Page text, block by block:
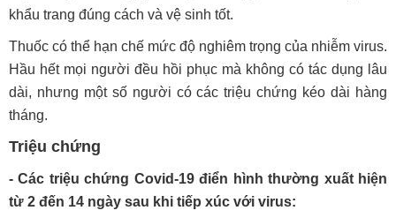
khẩu trang đúng cách và vệ sinh tốt.
Thuốc có thể hạn chế mức độ nghiêm trọng của nhiễm virus.
Hầu hết mọi người đều hồi phục mà không có tác dụng lâu
dài, nhưng một số người có các triệu chứng kéo dài hàng
tháng.
Triệu chứng
- Các triệu chứng Covid-19 điển hình thường xuất hiện
từ 2 đến 14 ngày sau khi tiếp xúc với virus: